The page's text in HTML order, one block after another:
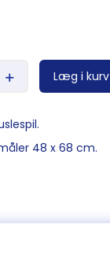
Læg i kurv
48 x 68 cm.